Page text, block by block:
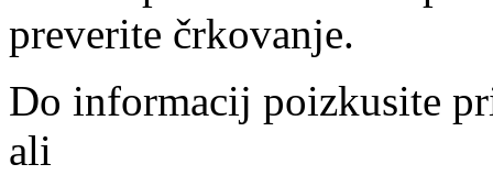
preverite črkovanje.
Do informacij poizkusite
ali